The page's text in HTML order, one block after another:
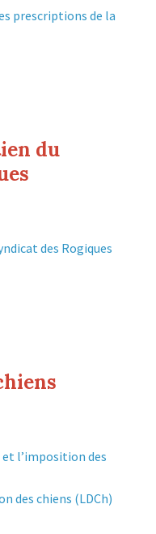
prescriptions de la
du
des Rogiques
l’imposition des
des chiens (LDCh)